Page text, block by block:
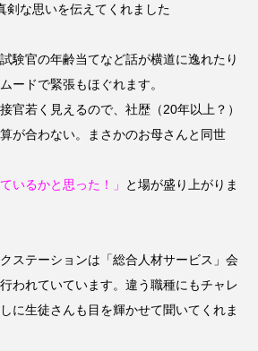
剣な思いを伝えてくれました
験官の年齢当てなど話が横道に逸れたり
ードで緊張もほぐれます。
官若く見えるので、社歴（20年以上？）
が合わない。まさかのお母さんと同世
いるかと思った！」
と場が盛り上がりま
ステーションは「総合人材サービス」会
われていています。違う職種にもチャレ
に生徒さんも目を輝かせて聞いてくれま